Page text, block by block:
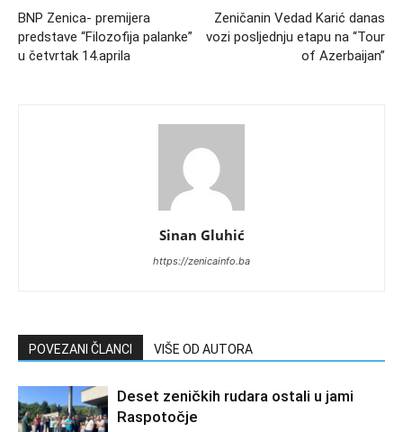
BNP Zenica- premijera
predstave “Filozofija palanke”
u četvrtak 14.aprila
Zeničanin Vedad Karić danas
vozi posljednju etapu na “Tour
of Azerbaijan”
Sinan Gluhić
https://zenicainfo.ba
POVEZANI ČLANCI VIŠE OD AUTORA
Deset zeničkih rudara ostali u jami
Raspotočje